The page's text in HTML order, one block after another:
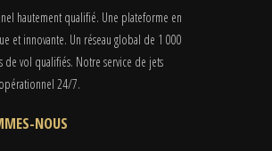
hautement qualifié. Une plateforme en
et innovante. Un réseau global de 1 000
de vol qualifiés. Notre service de jets
24/7.
NOUS